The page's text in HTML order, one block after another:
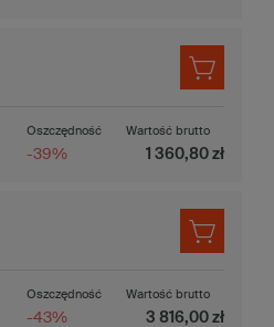
Oszczędność
-39%
Wartość brutto
1 360,80 zł
Oszczędność
-43%
Wartość brutto
3 816,00 zł